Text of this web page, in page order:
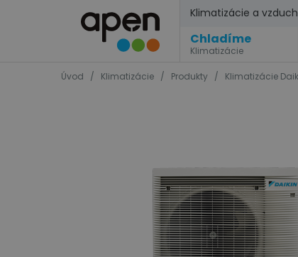
Klimatizácie a
Chladíme
Klimatizácie
Úvod / Klimatizácie / Produkty / Klimatizácie